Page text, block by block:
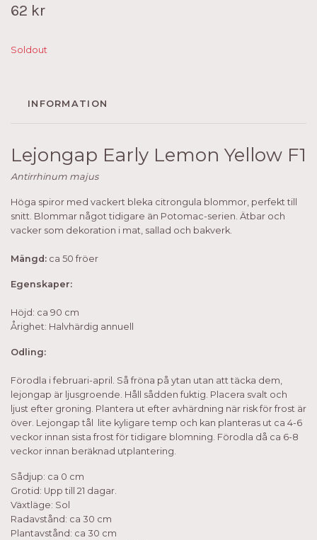
62 kr
Soldout
INFORMATION
Lejongap Early Lemon Yellow F1
Antirrhinum majus
Höga spiror med vackert bleka citrongula blommor, perfekt till
snitt. Blommar något tidigare än Potomac-serien. Ätbar och
vacker som dekoration i mat, sallad och bakverk.
Mängd: ca 50 fröer
Egenskaper:
Höjd: ca 90 cm
Årighet: Halvhärdig annuell
Odling:
Förodla i februari-april. Så fröna på ytan utan att täcka dem,
lejongap är ljusgroende. Håll sådden fuktig. Placera svalt och
ljust efter groning. Plantera ut efter avhärdning när risk för frost är
över. Lejongap tål lite kyligare temp och kan planteras ut ca 4-6
veckor innan sista frost för tidigare blomning. Förodla då ca 6-8
veckor innan beräknad utplantering.
Sådjup: ca 0 cm
Grotid: Upp till 21 dagar.
Växtläge: Sol
Radavstånd: ca 30 cm
Plantavstånd: ca 30 cm